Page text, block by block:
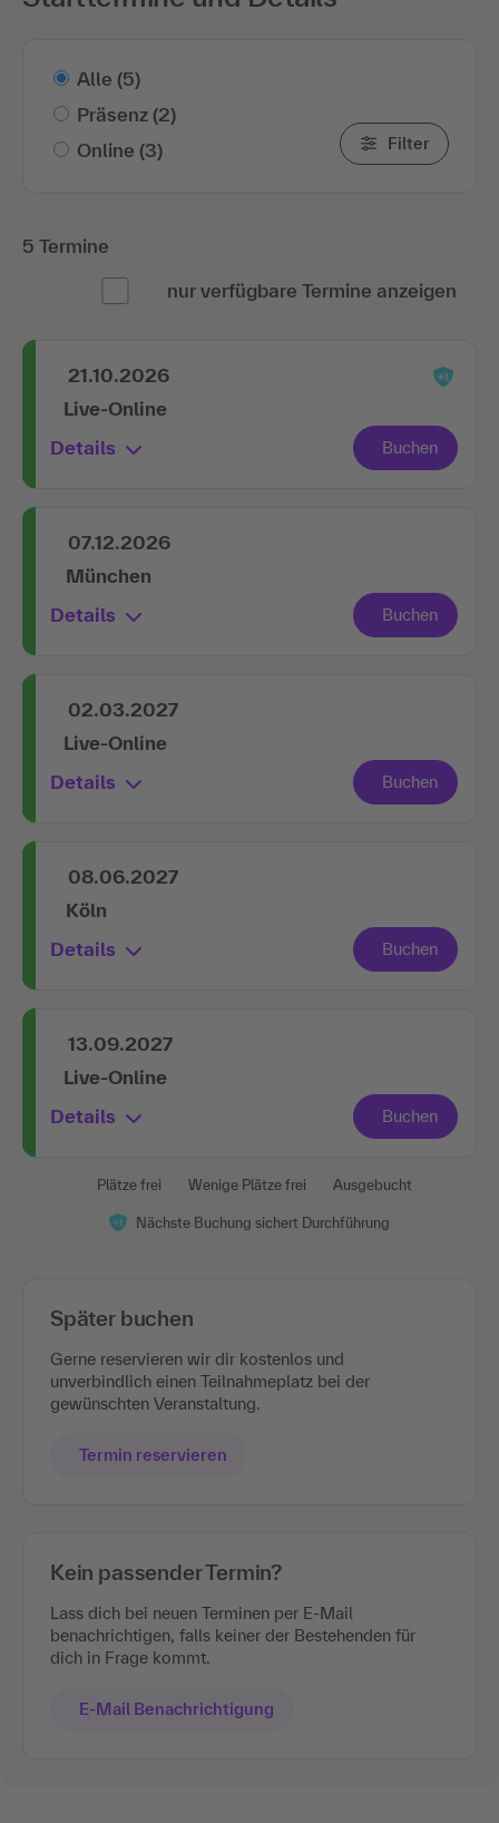
Alle (5)
Präsenz (2)
Online (3) Filter
5 Termine
nur verfügbare Termine anzeigen
21.10.2026
Live-Online
Details
07.12.2026
München
Details
02.03.2027
Live-Online
Details
08.06.2027
Köln
Details
13.09.2027
Live-Online
Details
Plätze frei Wenige Plätze frei Ausgebucht
Nächste Buchung sichert Durchführung
Später buchen
Gerne reservieren wir dir kostenlos und
unverbindlich einen Teilnahmeplatz bei der
gewünschten Veranstaltung.
Termin reservieren
Kein passender Termin?
Lass dich bei neuen Terminen per E-Mail
benachrichtigen, falls keiner der Bestehenden für
dich in Frage kommt.
E-Mail Benachrichtigung